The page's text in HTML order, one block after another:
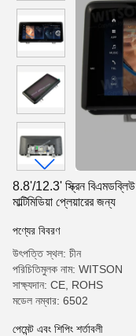
8.8'/12.3' স্ক্রিন
মাল্টিমিডিয়া প্লেয়ারের জন্য
পণ্যের বিবরণ
উৎপত্তি স্থল: চীন
পরিচিতিমুলক নাম: WITSON
সাক্ষ্যদান: CE, ROHS
মডেল নম্বার: 6502
পেমেন্ট এবং শিপিং শর্তাবলী